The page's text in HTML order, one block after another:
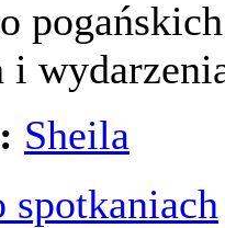
pogańskich
i
Sheila
spotkaniach